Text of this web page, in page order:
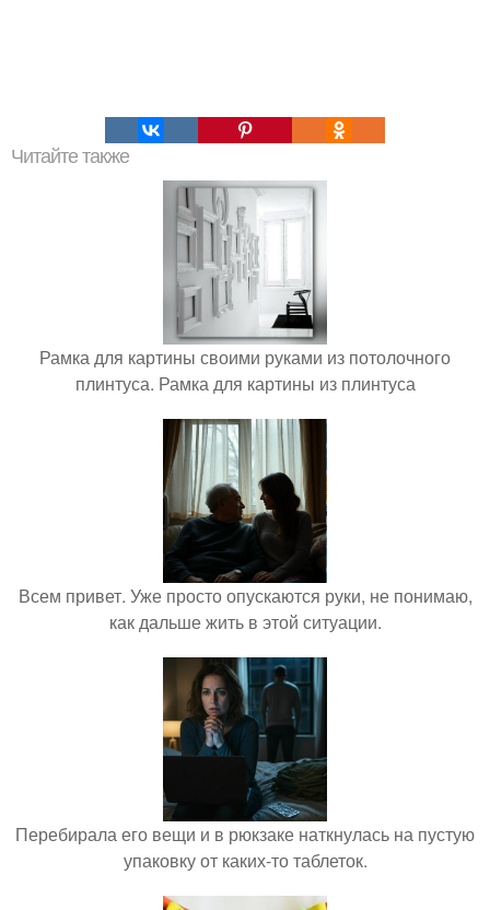
Читайте также
Рамка для картины своими руками из потолочного
плинтуса. Рамка для картины из плинтуса
Всем привет. Уже просто опускаются руки, не понимаю,
как дальше жить в этой ситуации.
Перебирала его вещи и в рюкзаке наткнулась на пустую
упаковку от каких-то таблеток.